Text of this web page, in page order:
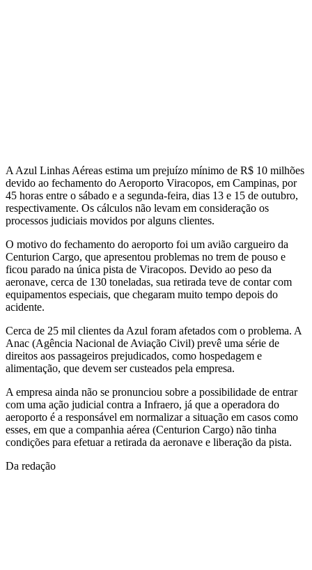
A Azul Linhas Aéreas estima um prejuízo mínimo de R$ 10 milhões
devido ao fechamento do Aeroporto Viracopos, em Campinas, por
45 horas entre o sábado e a segunda-feira, dias 13 e 15 de outubro,
respectivamente. Os cálculos não levam em consideração os
processos judiciais movidos por alguns clientes.
O motivo do fechamento do aeroporto foi um avião cargueiro da
Centurion Cargo, que apresentou problemas no trem de pouso e
ficou parado na única pista de Viracopos. Devido ao peso da
aeronave, cerca de 130 toneladas, sua retirada teve de contar com
equipamentos especiais, que chegaram muito tempo depois do
acidente.
Cerca de 25 mil clientes da Azul foram afetados com o problema. A
Anac (Agência Nacional de Aviação Civil) prevê uma série de
direitos aos passageiros prejudicados, como hospedagem e
alimentação, que devem ser custeados pela empresa.
A empresa ainda não se pronunciou sobre a possibilidade de entrar
com uma ação judicial contra a Infraero, já que a operadora do
aeroporto é a responsável em normalizar a situação em casos como
esses, em que a companhia aérea (Centurion Cargo) não tinha
condições para efetuar a retirada da aeronave e liberação da pista.
Da redação